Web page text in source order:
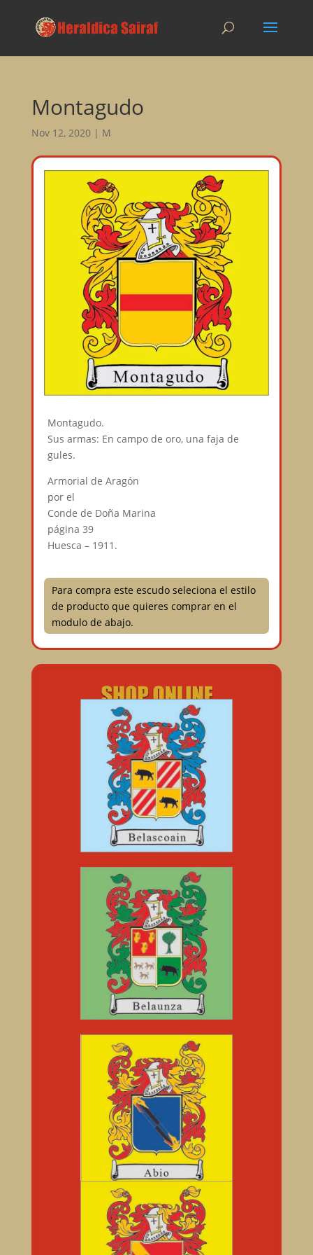
Montagudo
Nov 12, 2020| M
Montagudo.
Sus armas: En campo de oro, una faja de
gules.
Armorial de Aragón
por el
Conde de Doña Marina
página 39
Huesca – 1911.
Para compra este escudo seleciona el estilo
de producto que quieres comprar en el
modulo de abajo.